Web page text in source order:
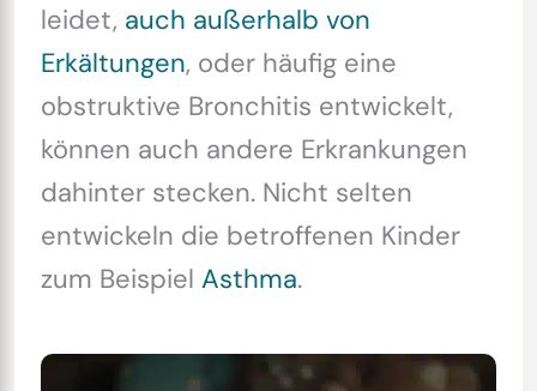
leidet, auch außerhalb von
Erkältungen, oder häufig eine
obstruktive Bronchitis entwickelt,
können auch andere Erkrankungen
dahinter stecken. Nicht selten
entwickeln die betroffenen Kinder
zum Beispiel Asthma.